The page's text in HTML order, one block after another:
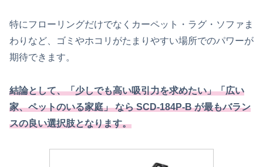
特にフローリングだけでなくカーペット・ラグ・ソファま
わりなど、ゴミやホコリがたまりやすい場所でのパワーが
期待できます。
結論として、「少しでも高い吸引力を求めたい」「広い
家、ペットのいる家庭」 なら SCD-184P-B が最もバラン
スの良い選択肢となります。